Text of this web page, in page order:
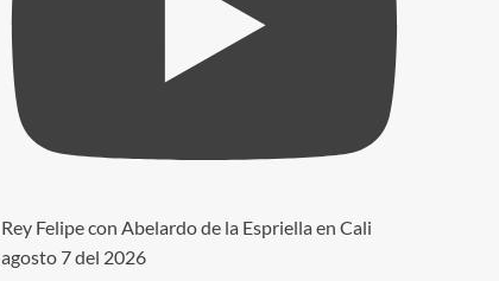
Rey Felipe con Abelardo de la Espriella en Cali
agosto 7 del 2026